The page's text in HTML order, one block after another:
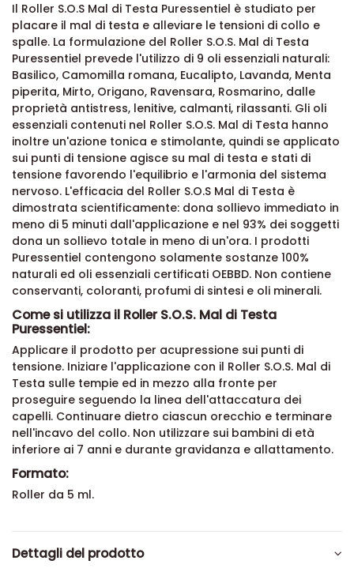
Il Roller S.O.S Mal di Testa Puressentiel è studiato per
placare il mal di testa e alleviare le tensioni di collo e
spalle. La formulazione del Roller S.O.S. Mal di Testa
Puressentiel prevede l'utilizzo di 9 oli essenziali naturali:
Basilico, Camomilla romana, Eucalipto, Lavanda, Menta
piperita, Mirto, Origano, Ravensara, Rosmarino, dalle
proprietà antistress, lenitive, calmanti, rilassanti. Gli oli
essenziali contenuti nel Roller S.O.S. Mal di Testa hanno
inoltre un'azione tonica e stimolante, quindi se applicato
sui punti di tensione agisce su mal di testa e stati di
tensione favorendo l'equilibrio e l'armonia del sistema
nervoso. L'efficacia del Roller S.O.S Mal di Testa è
dimostrata scientificamente: dona sollievo immediato in
meno di 5 minuti dall'applicazione e nel 93% dei soggetti
dona un sollievo totale in meno di un'ora. I prodotti
Puressentiel contengono solamente sostanze 100%
naturali ed oli essenziali certificati OEBBD. Non contiene
conservanti, coloranti, profumi di sintesi e oli minerali.
Come si utilizza il Roller S.O.S. Mal di Testa
Puressentiel:
Applicare il prodotto per acupressione sui punti di
tensione. Iniziare l'applicazione con il Roller S.O.S. Mal di
Testa sulle tempie ed in mezzo alla fronte per
proseguire seguendo la linea dell'attaccatura dei
capelli. Continuare dietro ciascun orecchio e terminare
nell'incavo del collo. Non utilizzare sui bambini di età
inferiore ai 7 anni e durante gravidanza e allattamento.
Formato:
Roller da 5 ml.
Dettagli del prodotto